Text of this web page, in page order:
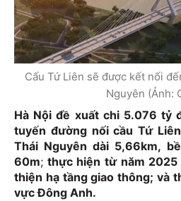
Cấu Tứ Liên sẽ được kết nối
Nguyên (Ảnh:
Hà Nội đề xuất chi 5.076 tỷ
tuyến đường nối cầu Tứ
Thái Nguyên dài 5,66km,
60m; thực hiện từ năm 2025
thiện hạ tầng giao thông; và
vực Đông Anh.